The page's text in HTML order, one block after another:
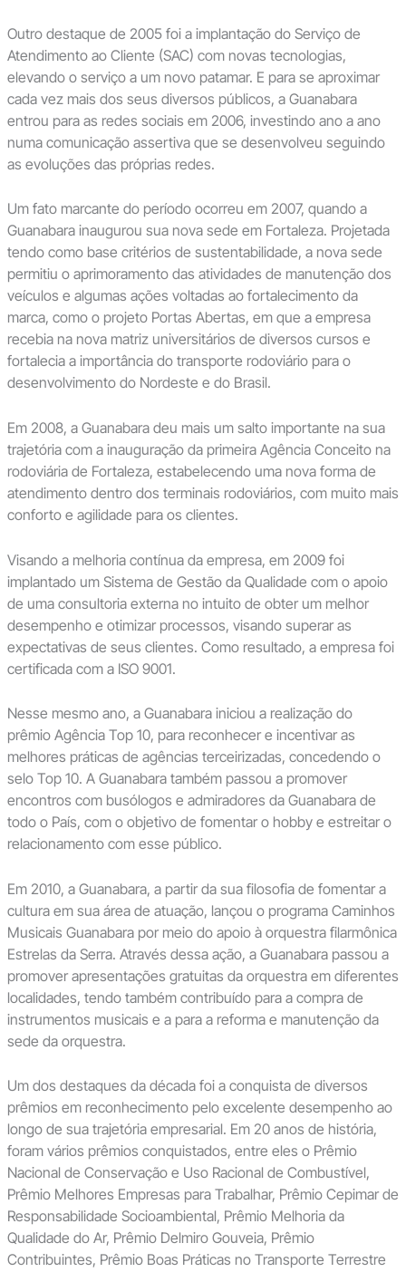
Outro destaque de 2005 foi a implantação do Serviço de
Atendimento ao Cliente (SAC) com novas tecnologias,
elevando o serviço a um novo patamar. E para se aproximar
cada vez mais dos seus diversos públicos, a Guanabara
entrou para as redes sociais em 2006, investindo ano a ano
numa comunicação assertiva que se desenvolveu seguindo
as evoluções das próprias redes.
Um fato marcante do período ocorreu em 2007, quando a
Guanabara inaugurou sua nova sede em Fortaleza. Projetada
tendo como base critérios de sustentabilidade, a nova sede
permitiu o aprimoramento das atividades de manutenção dos
veículos e algumas ações voltadas ao fortalecimento da
marca, como o projeto Portas Abertas, em que a empresa
recebia na nova matriz universitários de diversos cursos e
fortalecia a importância do transporte rodoviário para o
desenvolvimento do Nordeste e do Brasil.
Em 2008, a Guanabara deu mais um salto importante na sua
trajetória com a inauguração da primeira Agência Conceito na
rodoviária de Fortaleza, estabelecendo uma nova forma de
atendimento dentro dos terminais rodoviários, com muito mais
conforto e agilidade para os clientes.
Visando a melhoria contínua da empresa, em 2009 foi
implantado um Sistema de Gestão da Qualidade com o apoio
de uma consultoria externa no intuito de obter um melhor
desempenho e otimizar processos, visando superar as
expectativas de seus clientes. Como resultado, a empresa foi
certificada com a ISO 9001.
Nesse mesmo ano, a Guanabara iniciou a realização do
prêmio Agência Top 10, para reconhecer e incentivar as
melhores práticas de agências terceirizadas, concedendo o
selo Top 10. A Guanabara também passou a promover
encontros com busólogos e admiradores da Guanabara de
todo o País, com o objetivo de fomentar o hobby e estreitar o
relacionamento com esse público.
Em 2010, a Guanabara, a partir da sua filosofia de fomentar a
cultura em sua área de atuação, lançou o programa Caminhos
Musicais Guanabara por meio do apoio à orquestra filarmônica
Estrelas da Serra. Através dessa ação, a Guanabara passou a
promover apresentações gratuitas da orquestra em diferentes
localidades, tendo também contribuído para a compra de
instrumentos musicais e a para a reforma e manutenção da
sede da orquestra.
Um dos destaques da década foi a conquista de diversos
prêmios em reconhecimento pelo excelente desempenho ao
longo de sua trajetória empresarial. Em 20 anos de história,
foram vários prêmios conquistados, entre eles o Prêmio
Nacional de Conservação e Uso Racional de Combustível,
Prêmio Melhores Empresas para Trabalhar, Prêmio Cepimar de
Responsabilidade Socioambiental, Prêmio Melhoria da
Qualidade do Ar, Prêmio Delmiro Gouveia, Prêmio
Contribuintes, Prêmio Boas Práticas no Transporte Terrestre